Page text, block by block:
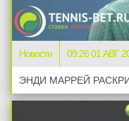
Новости 09:26 01 АВГ
ЭНДИ МАРРЕЙ